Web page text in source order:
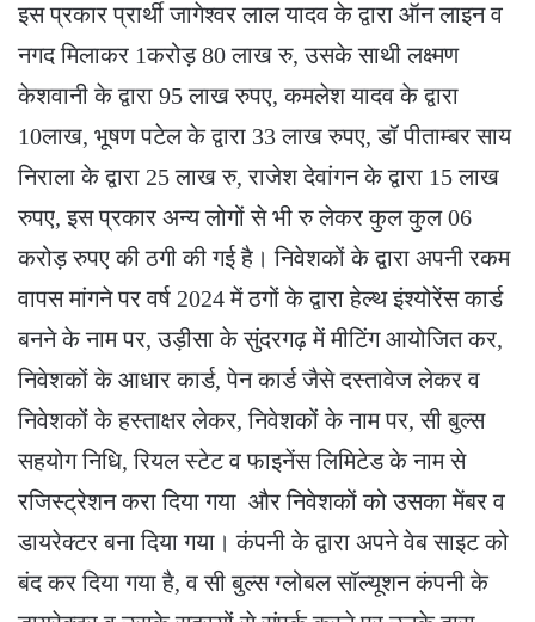
इस प्रकार प्रार्थी जागेश्वर लाल यादव के द्वारा ऑन लाइन व
नगद मिलाकर 1करोड़ 80 लाख रु, उसके साथी लक्ष्मण
केशवानी के द्वारा 95 लाख रुपए, कमलेश यादव के द्वारा
10लाख, भूषण पटेल के द्वारा 33 लाख रुपए, डॉ पीताम्बर साय
निराला के द्वारा 25 लाख रु, राजेश देवांगन के द्वारा 15 लाख
रुपए, इस प्रकार अन्य लोगों से भी रु लेकर कुल कुल 06
करोड़ रुपए की ठगी की गई है। निवेशकों के द्वारा अपनी रकम
वापस मांगने पर वर्ष 2024 में ठगों के द्वारा हेल्थ इंश्योरेंस कार्ड
बनने के नाम पर, उड़ीसा के सुंदरगढ़ में मीटिंग आयोजित कर,
निवेशकों के आधार कार्ड, पेन कार्ड जैसे दस्तावेज लेकर व
निवेशकों के हस्ताक्षर लेकर, निवेशकों के नाम पर, सी बुल्स
सहयोग निधि, रियल स्टेट व फाइनेंस लिमिटेड के नाम से
रजिस्ट्रेशन करा दिया गया और निवेशकों को उसका मेंबर व
डायरेक्टर बना दिया गया। कंपनी के द्वारा अपने वेब साइट को
बंद कर दिया गया है, व सी बुल्स ग्लोबल सॉल्यूशन कंपनी के